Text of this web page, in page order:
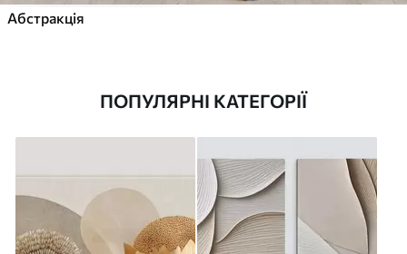
Абстракція
ПОПУЛЯРНІ КАТЕГОРІЇ